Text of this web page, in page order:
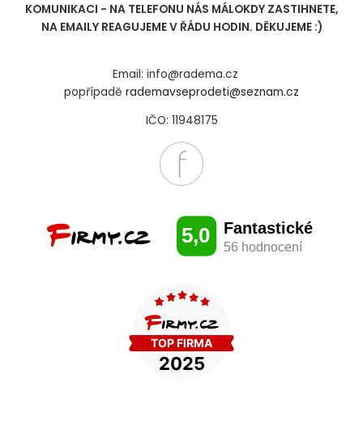
KOMUNIKACI - NA TELEFONU NÁS MÁLOKDY ZASTIHNETE,
NA EMAILY REAGUJEME V ŘÁDU HODIN. DĚKUJEME :)
Email: info@radema.cz
popřípadě rademavseprodeti@seznam.cz
IČO: 11948175